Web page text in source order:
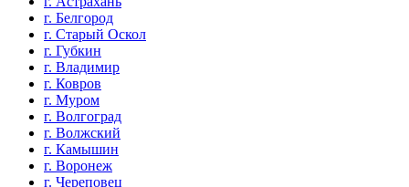
г. Белгород
г. Старый Оскол
г. Губкин
г. Владимир
г. Ковров
г. Муром
г. Волгоград
г. Волжский
г. Камышин
г. Воронеж
г. Череповец